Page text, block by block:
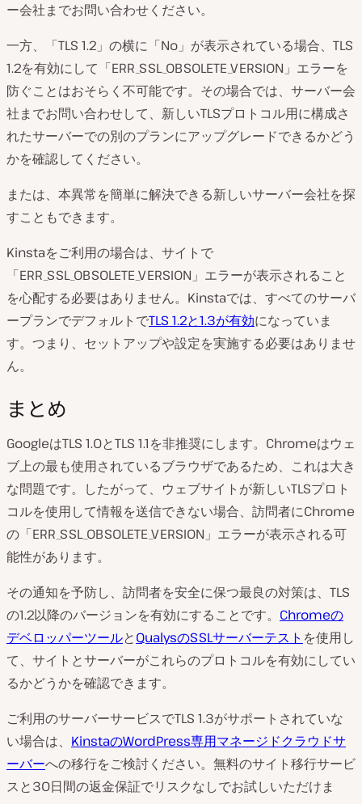
ー会社までお問い合わせください。
一方、「TLS 1.2」の横に「No」が表示されている場合、TLS
1.2を有効にして「ERR_SSL_OBSOLETE_VERSION」エラーを
防ぐことはおそらく不可能です。その場合では、サーバー会
社までお問い合わせして、新しいTLSプロトコル用に構成さ
れたサーバーでの別のプランにアップグレードできるかどう
かを確認してください。
または、本異常を簡単に解決できる新しいサーバー会社を探
すこともできます。
Kinstaをご利用の場合は、サイトで
「ERR_SSL_OBSOLETE_VERSION」エラーが表示されること
を心配する必要はありません。Kinstaでは、すべてのサーバ
ープランでデフォルトでTLS 1.2と1.3が有効になっていま
す。つまり、セットアップや設定を実施する必要はありませ
ん。
まとめ
GoogleはTLS 1.0とTLS 1.1を非推奨にします。Chromeはウェ
ブ上の最も使用されているブラウザであるため、これは大き
な問題です。したがって、ウェブサイトが新しいTLSプロト
コルを使用して情報を送信できない場合、訪問者にChrome
の「ERR_SSL_OBSOLETE_VERSION」エラーが表示される可
能性があります。
その通知を予防し、訪問者を安全に保つ最良の対策は、TLS
の1.2以降のバージョンを有効にすることです。 Chromeの
デベロッパーツールとQualysのSSLサーバーテスト を使用し
て、サイトとサーバーがこれらのプロトコルを有効にしてい
るかどうかを確認できます。
ご利用のサーバーサービスでTLS 1.3がサポートされていな
い場合は、 KinstaのWordPress専用マネージドクラウドサ
ーバーへの移行をご検討ください。無料のサイト移行サービ
スと30日間の返金保証でリスクなしでお試しいただけま